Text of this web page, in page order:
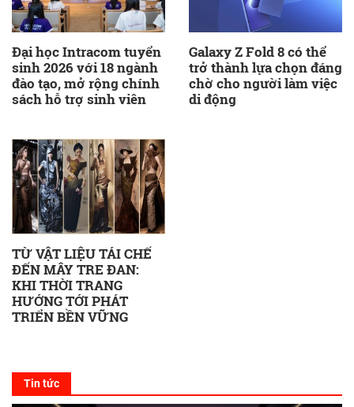
Đại học Intracom tuyển
sinh 2026 với 18 ngành
đào tạo, mở rộng chính
sách hỗ trợ sinh viên
Galaxy Z Fold 8 có thể
trở thành lựa chọn đáng
chờ cho người làm việc
di động
TỪ VẬT LIỆU TÁI CHẾ
ĐẾN MÂY TRE ĐAN:
KHI THỜI TRANG
HƯỚNG TỚI PHÁT
TRIỂN BỀN VỮNG
Tin tức